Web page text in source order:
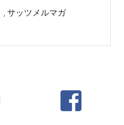
,サッツメルマガ